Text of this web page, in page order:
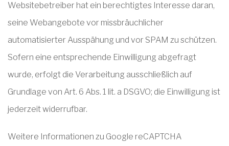
Websitebetreiber hat ein berechtigtes Interesse daran,
seine Webangebote vor missbräuchlicher
automatisierter Ausspähung und vor SPAM zu schützen.
Sofern eine entsprechende Einwilligung abgefragt
wurde, erfolgt die Verarbeitung ausschließlich auf
Grundlage von Art. 6 Abs. 1 lit. a DSGVO; die Einwilligung ist
jederzeit widerrufbar.
Weitere Informationen zu Google reCAPTCHA